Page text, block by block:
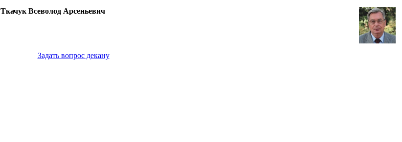
Ткачук Всеволод Арсеньевич
Задать вопрос декану